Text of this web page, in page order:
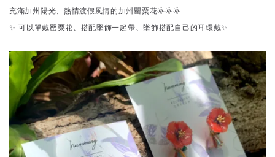
充滿加州陽光、熱情渡假風情的加州罌粟花🌞🌞🌞
✨ 可以單戴罌粟花、搭配墜飾一起帶、墜飾搭配自己的耳環戴✨